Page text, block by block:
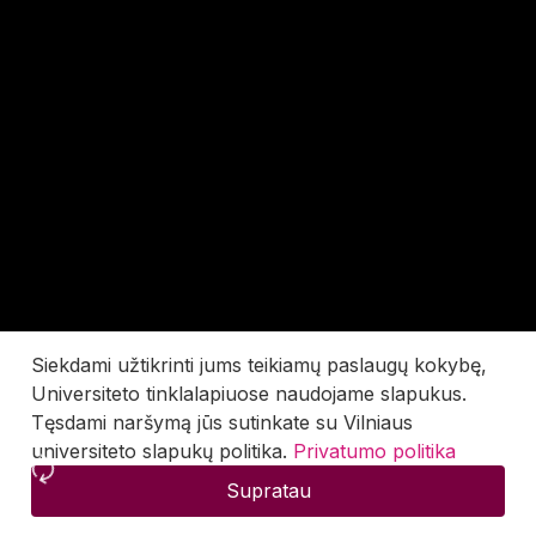
Siekdami užtikrinti jums teikiamų paslaugų kokybę,
Universiteto tinklalapiuose naudojame slapukus.
Tęsdami naršymą jūs sutinkate su Vilniaus
universiteto slapukų politika. Privatumo politika
Supratau